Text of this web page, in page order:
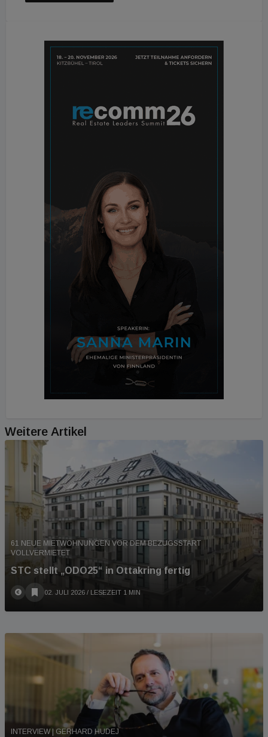
Weitere Artikel
61 NEUE MIETWOHNUNGEN VOR DEM BEZUGSSTART
VOLLVERMIETET
STC stellt „ODO25“ in Ottakring fertig
02. JULI 2026 / LESEZEIT 1 MIN
INTERVIEW | GERHARD HUDEJ